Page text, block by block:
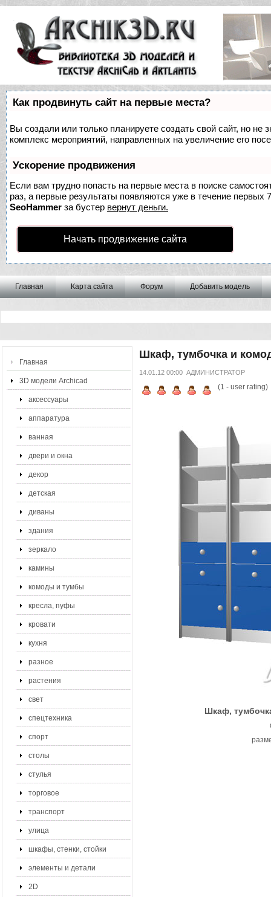
Как продвинуть сайт на первые места?
Вы создали или только планируете создать свой сайт, но не
комплекс мероприятий, направленных на увеличение его
Ускорение продвижения
Если вам трудно попасть на первые места в поиске
раз, а первые результаты появляются уже в течение первых
SeoHammer за бустер вернут деньги.
Начать продвижение сайта
Главная Карта сайта Форум Добавить модель
Главная
3D модели Archicad
аксессуары
аппаратура
ванная
двери и окна
декор
детская
диваны
здания
зеркало
камины
комоды и тумбы
кресла, пуфы
кровати
кухня
разное
растения
свет
спецтехника
спорт
столы
стулья
торговое
транспорт
улица
шкафы, стенки, стойки
элементы и детали
2D
Шкаф, тумбочка и
14.01.12 00:00 АДМИНИСТРАТОР
(1 - user rating)
Шкаф,